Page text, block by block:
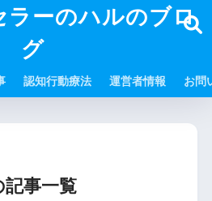
ラーのハルのブロ
グ
認知行動療法 運営者情報 お問
記事一覧